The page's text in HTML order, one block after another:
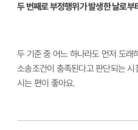
두 번째로 부정행위가 발생한 날로부
두 기준 중 어느 하나라도 먼저 도래
소송조건이 충족된다고 판단되는 시
시는 편이 좋아요.